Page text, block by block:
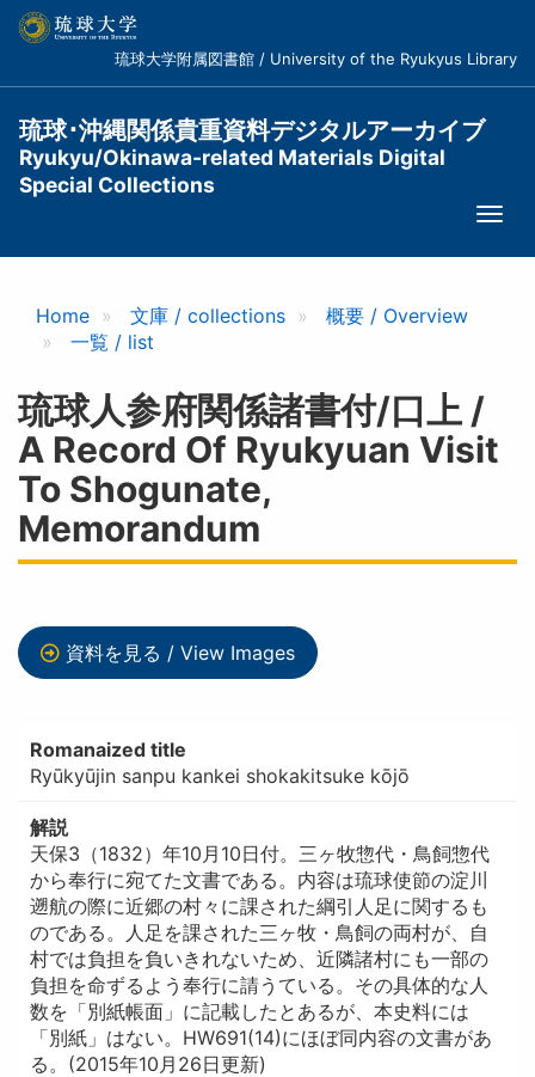
コ
琉球大学附属図書館 / University of the Ryukyus Library
琉球･沖縄関係貴重資料デジタルアーカイブ
Ryukyu/Okinawa-related Materials Digital
Special Collections
Home 文庫 / collections
概要 / Overview
一覧 / list
琉球人参府関係諸書付/口上 /
A Record Of Ryukyuan Visit
To Shogunate,
Memorandum
資料を見る / View Images
Romanaized title
Ryūkyūjin sanpu kankei shokakitsuke kōjō
解説
天保3（1832）年10月10日付。三ヶ牧惣代・鳥飼惣代
から奉行に宛てた文書である。内容は琉球使節の淀川
遡航の際に近郷の村々に課された綱引人足に関するも
のである。人足を課された三ヶ牧・鳥飼の両村が、自
村では負担を負いきれないため、近隣諸村にも一部の
負担を命ずるよう奉行に請うている。その具体的な人
数を「別紙帳面」に記載したとあるが、本史料には
「別紙」はない。HW691(14)にほぼ同内容の文書があ
る。(2015年10月26日更新)